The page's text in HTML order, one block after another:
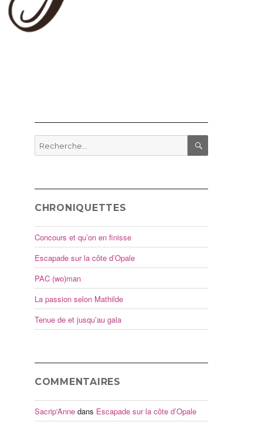
Recherche
pour
CHRONIQUETTES
Concours et qu’on en finisse
Escapade sur la côte d’Opale
PAC (wo)man
La passion selon Mathilde
Tenue de et jusqu’au gala
COMMENTAIRES
Sacrip'Annedans Escapade sur la côte d’Opale